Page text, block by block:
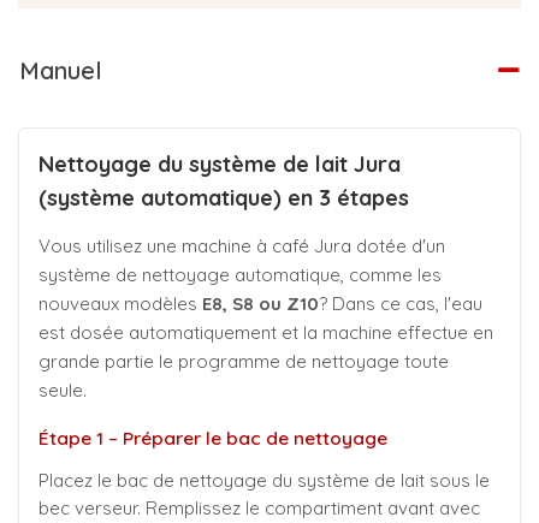
Manuel
Nettoyage du système de lait Jura
(système automatique) en 3 étapes
Vous utilisez une machine à café Jura dotée d'un
système de nettoyage automatique, comme les
nouveaux modèles E8, S8 ou Z10? Dans ce cas, l'eau
est dosée automatiquement et la machine effectue en
grande partie le programme de nettoyage toute
seule.
Étape 1 – Préparer le bac de nettoyage
Placez le bac de nettoyage du système de lait sous le
bec verseur. Remplissez le compartiment avant avec